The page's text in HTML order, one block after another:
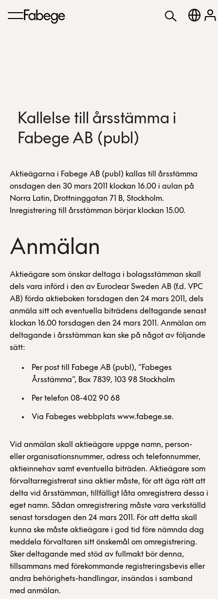
Kallelse till årsstämma i
Fabege AB (publ)
Aktieägarna i Fabege AB (publ) kallas till årsstämma
onsdagen den 30 mars 2011 klockan 16.00 i aulan på
Norra Latin, Drottninggatan 71 B, Stockholm.
Inregistrering till årsstämman börjar klockan 15.00.
Anmälan
Aktieägare som önskar deltaga i bolagsstämman skall
dels vara införd i den av Euroclear Sweden AB (f.d. VPC
AB) förda aktieboken torsdagen den 24 mars 2011, dels
anmäla sitt och eventuella biträdens deltagande senast
klockan 16.00 torsdagen den 24 mars 2011. Anmälan om
deltagande i årsstämman kan ske på något av följande
sätt:
Per post till Fabege AB (publ), ”Fabeges
Årsstämma”, Box 7839, 103 98 Stockholm
Per telefon 08-402 90 68
Via Fabeges webbplats www.fabege.se.
Vid anmälan skall aktieägare uppge namn, person-
eller organisationsnummer, adress och telefonnummer,
aktieinnehav samt eventuella biträden. Aktieägare som
förvaltarregistrerat sina aktier måste, för att äga rätt att
delta vid årsstämman, tillfälligt låta omregistrera dessa i
eget namn. Sådan omregistrering måste vara verkställd
senast torsdagen den 24 mars 2011. För att detta skall
kunna ske måste aktieägare i god tid före nämnda dag
meddela förvaltaren sitt önskemål om omregistrering.
Sker deltagande med stöd av fullmakt bör denna,
tillsammans med förekommande registreringsbevis eller
andra behörighets-handlingar, insändas i samband
med anmälan.